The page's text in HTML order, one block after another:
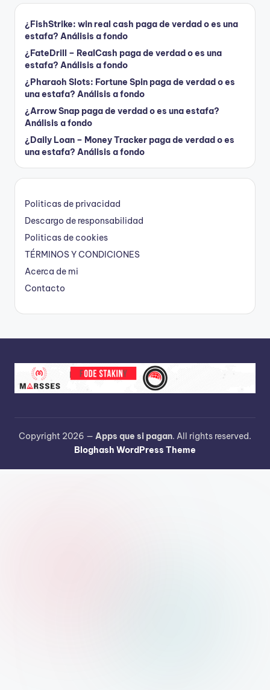
¿FishStrike: win real cash paga de verdad o es una
estafa? Análisis a fondo
¿FateDrill – RealCash paga de verdad o es una
estafa? Análisis a fondo
¿Pharaoh Slots: Fortune Spin paga de verdad o es
una estafa? Análisis a fondo
¿Arrow Snap paga de verdad o es una estafa?
Análisis a fondo
¿Daily Loan – Money Tracker paga de verdad o es
una estafa? Análisis a fondo
Politicas de privacidad
Descargo de responsabilidad
Politicas de cookies
TÉRMINOS Y CONDICIONES
Acerca de mi
Contacto
Copyright 2026 — Apps que si pagan. All rights reserved.
Bloghash WordPress Theme